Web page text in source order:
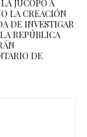
JUCOPO A
LA CREACIÓN
DE INVESTIGAR
REPÚBLICA
DE